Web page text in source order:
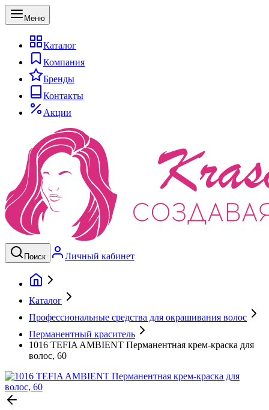
Меню
Каталог
Компания
Бренды
Контакты
Акции
Поиск Личный кабинет
Каталог
Профессиональные средства для окрашивания волос
Перманентный краситель
1016 TEFIA AMBIENT Перманентная крем-краска для
волос, 60